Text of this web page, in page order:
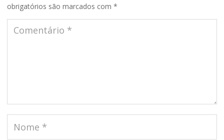
obrigatórios são marcados com *